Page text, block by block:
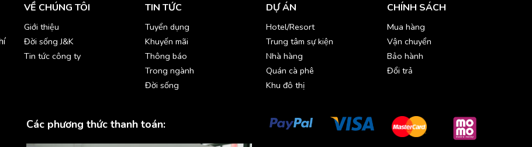
VỀ CHÚNG TÔI
Giới thiệu
Đời sống J&K
Tin tức công ty
TIN TỨC
Tuyển dụng
Khuyến mãi
Thông báo
Trong ngành
Đời sống
DỰ ÁN
Hotel/Resort
Trung tâm sự kiện
Nhà hàng
Quán cà phê
Khu đô thị
CHÍNH SÁCH
Mua hàng
Vận chuyển
Bảo hành
Đổi trả
Các phương thức thanh toán: